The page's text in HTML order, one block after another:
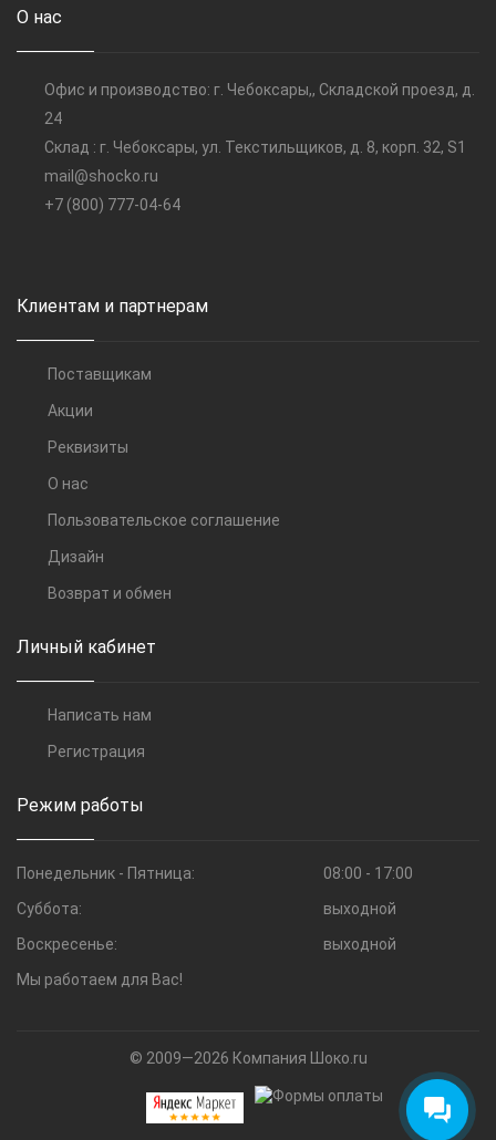
О нас
Офис и производство: г. Чебоксары,, Складской проезд, д.
24
Склад : г. Чебоксары, ул. Текстильщиков, д. 8, корп. 32, S1
mail@shocko.ru
+7 (800) 777-04-64
Клиентам и партнерам
Поставщикам
Акции
Реквизиты
О нас
Пользовательское соглашение
Дизайн
Возврат и обмен
Личный кабинет
Написать нам
Регистрация
Режим работы
Понедельник - Пятница:
08:00 - 17:00
Суббота:
выходной
Воскресенье:
выходной
Мы работаем для Вас!
© 2009—2026 Компания Шоко.ru